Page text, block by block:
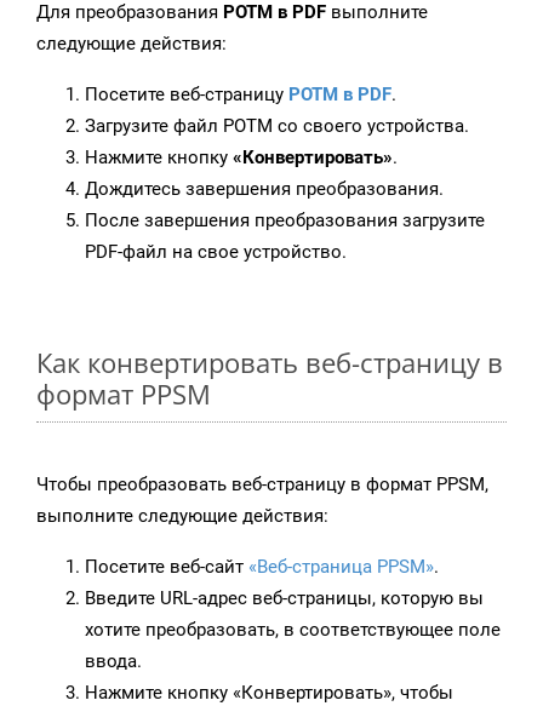
Для преобразования POTM в PDF выполните
следующие действия:
Посетите веб-страницу POTM в PDF.
Загрузите файл POTM со своего устройства.
Нажмите кнопку «Конвертировать».
Дождитесь завершения преобразования.
После завершения преобразования загрузите
PDF-файл на свое устройство.
Как конвертировать веб-страницу в
формат PPSM
Чтобы преобразовать веб-страницу в формат PPSM,
выполните следующие действия:
Посетите веб-сайт «Веб-страница PPSM».
Введите URL-адрес веб-страницы, которую вы
хотите преобразовать, в соответствующее поле
ввода.
Нажмите кнопку «Конвертировать», чтобы